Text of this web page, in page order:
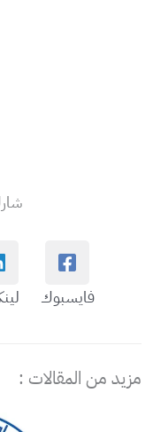
فايسبوك
مزيد من المقالات :